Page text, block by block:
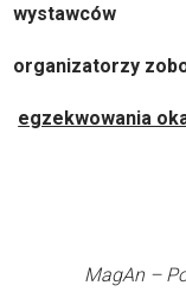
wystawców
organizatorzy
egzekwowania
MagAn –